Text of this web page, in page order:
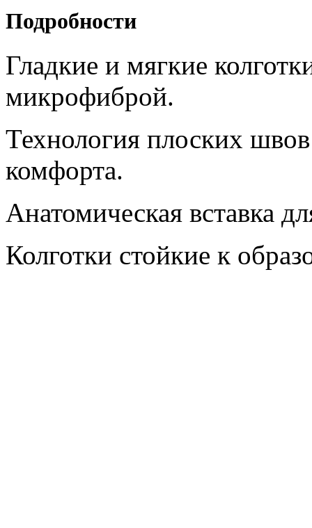
Подробности
Гладкие и мягкие
микрофиброй.
Технология плоских
комфорта.
Анатомическая вставка
Колготки стойкие к